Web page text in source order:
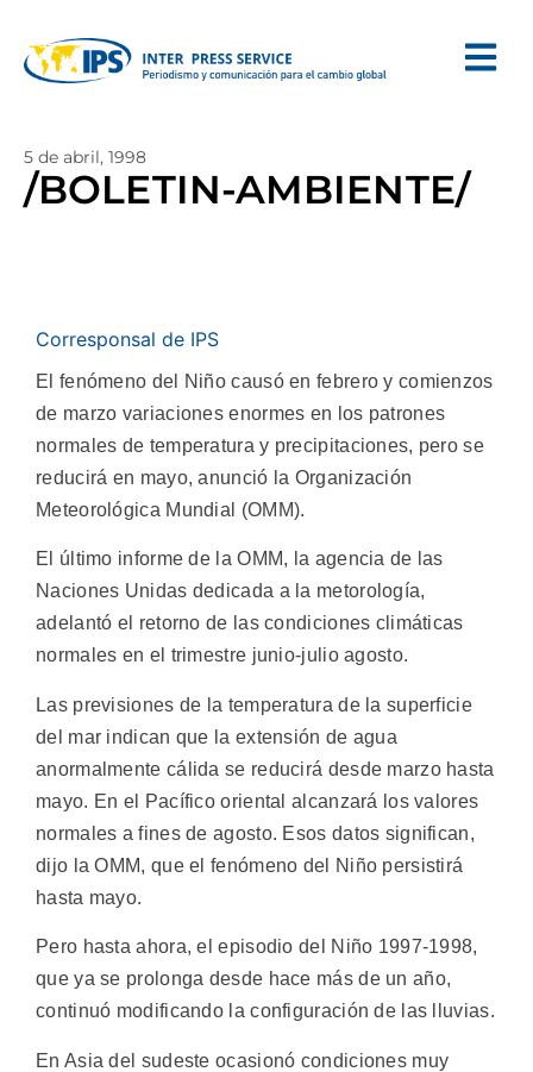
5 de abril, 1998
/BOLETIN-AMBIENTE/
Corresponsal de IPS
El fenómeno del Niño causó en febrero y comienzos
de marzo variaciones enormes en los patrones
normales de temperatura y precipitaciones, pero se
reducirá en mayo, anunció la Organización
Meteorológica Mundial (OMM).
El último informe de la OMM, la agencia de las
Naciones Unidas dedicada a la metorología,
adelantó el retorno de las condiciones climáticas
normales en el trimestre junio-julio agosto.
Las previsiones de la temperatura de la superficie
del mar indican que la extensión de agua
anormalmente cálida se reducirá desde marzo hasta
mayo. En el Pacífico oriental alcanzará los valores
normales a fines de agosto. Esos datos significan,
dijo la OMM, que el fenómeno del Niño persistirá
hasta mayo.
Pero hasta ahora, el episodio del Niño 1997-1998,
que ya se prolonga desde hace más de un año,
continuó modificando la configuración de las lluvias.
En Asia del sudeste ocasionó condiciones muy